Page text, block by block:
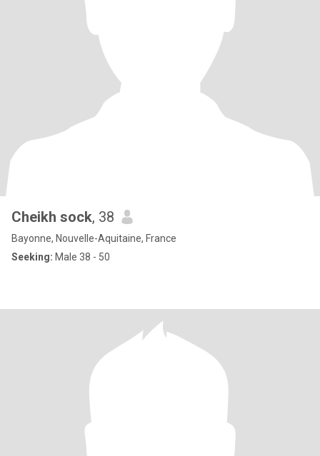
Cheikh sock, 38
Bayonne, Nouvelle-Aquitaine, France
Seeking: Male 38 - 50